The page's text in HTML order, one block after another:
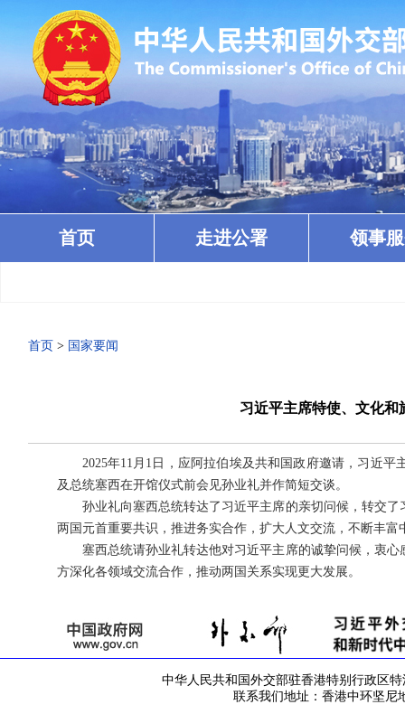
首页 走进公署 领事
首页 > 国家要闻
习近平主席特使、文化
2025年11月1日，应阿拉伯埃及共和国政府邀请，习近
及总统塞西在开馆仪式前会见孙业礼并作简短交谈。
孙业礼向塞西总统转达了习近平主席的亲切问候，转交
两国元首重要共识，推进务实合作，扩大人文交流，不断丰富
塞西总统请孙业礼转达他对习近平主席的诚挚问候，衷
方深化各领域交流合作，推动两国关系实现更大发展。
中华人民共和国外交部驻香港特别行政区特
联系我们地址：香港中环坚尼